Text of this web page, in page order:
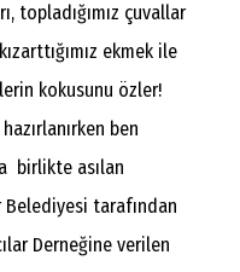
topladığımız çuvallar
ekmek ile
kokusunu özler!
ben
birlikte asılan
tarafından
Derneğine verilen